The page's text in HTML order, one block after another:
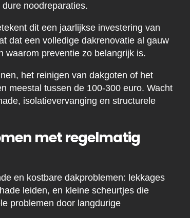
noodreparaties.
dit een jaarlijkse investering van
dat een volledige dakrenovatie al gauw
waarom preventie zo belangrijk is.
het reinigen van dakgoten of het
meestal tussen de 100-300 euro. Wacht
isolatievervanging en structurele
met regelmatig
en kostbare dakproblemen: lekkages
leiden, en kleine scheurtjes die
problemen door langdurige